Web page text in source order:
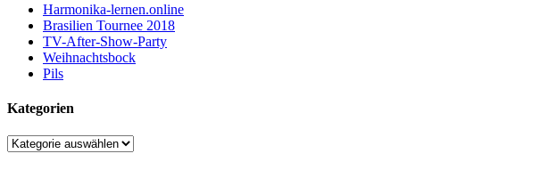
Harmonika-lernen.online
Brasilien Tournee 2018
TV-After-Show-Party
Weihnachtsbock
Pils
Kategorien
Kategorien